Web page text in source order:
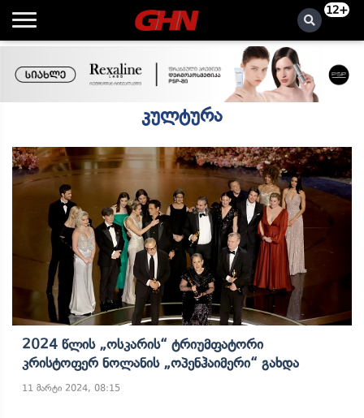
12+
კულტურა
2024 Წლის „ოსკარის“ Ტრიუმფატორი
Კრისტოფერ Ნოლანის „ოპენჰაიმერი“ Გახდა
11 მარტი 2024, 08:15